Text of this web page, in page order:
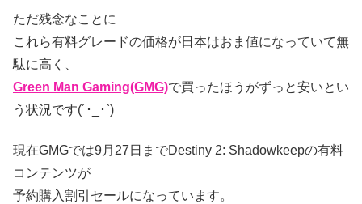
ただ残念なことに
これら有料グレードの価格が日本はおま値になっていて無
駄に高く、
Green Man Gaming(GMG)で買ったほうがずっと安いとい
う状況です(´･_･`)
現在GMGでは9月27日までDestiny 2: Shadowkeepの有料
コンテンツが
予約購入割引セールになっています。